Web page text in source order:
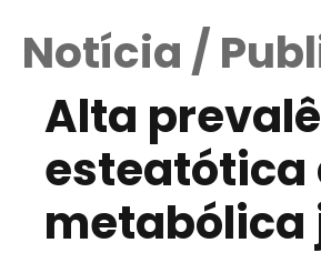
Notícia /
Alta
esteatótica
metabólica